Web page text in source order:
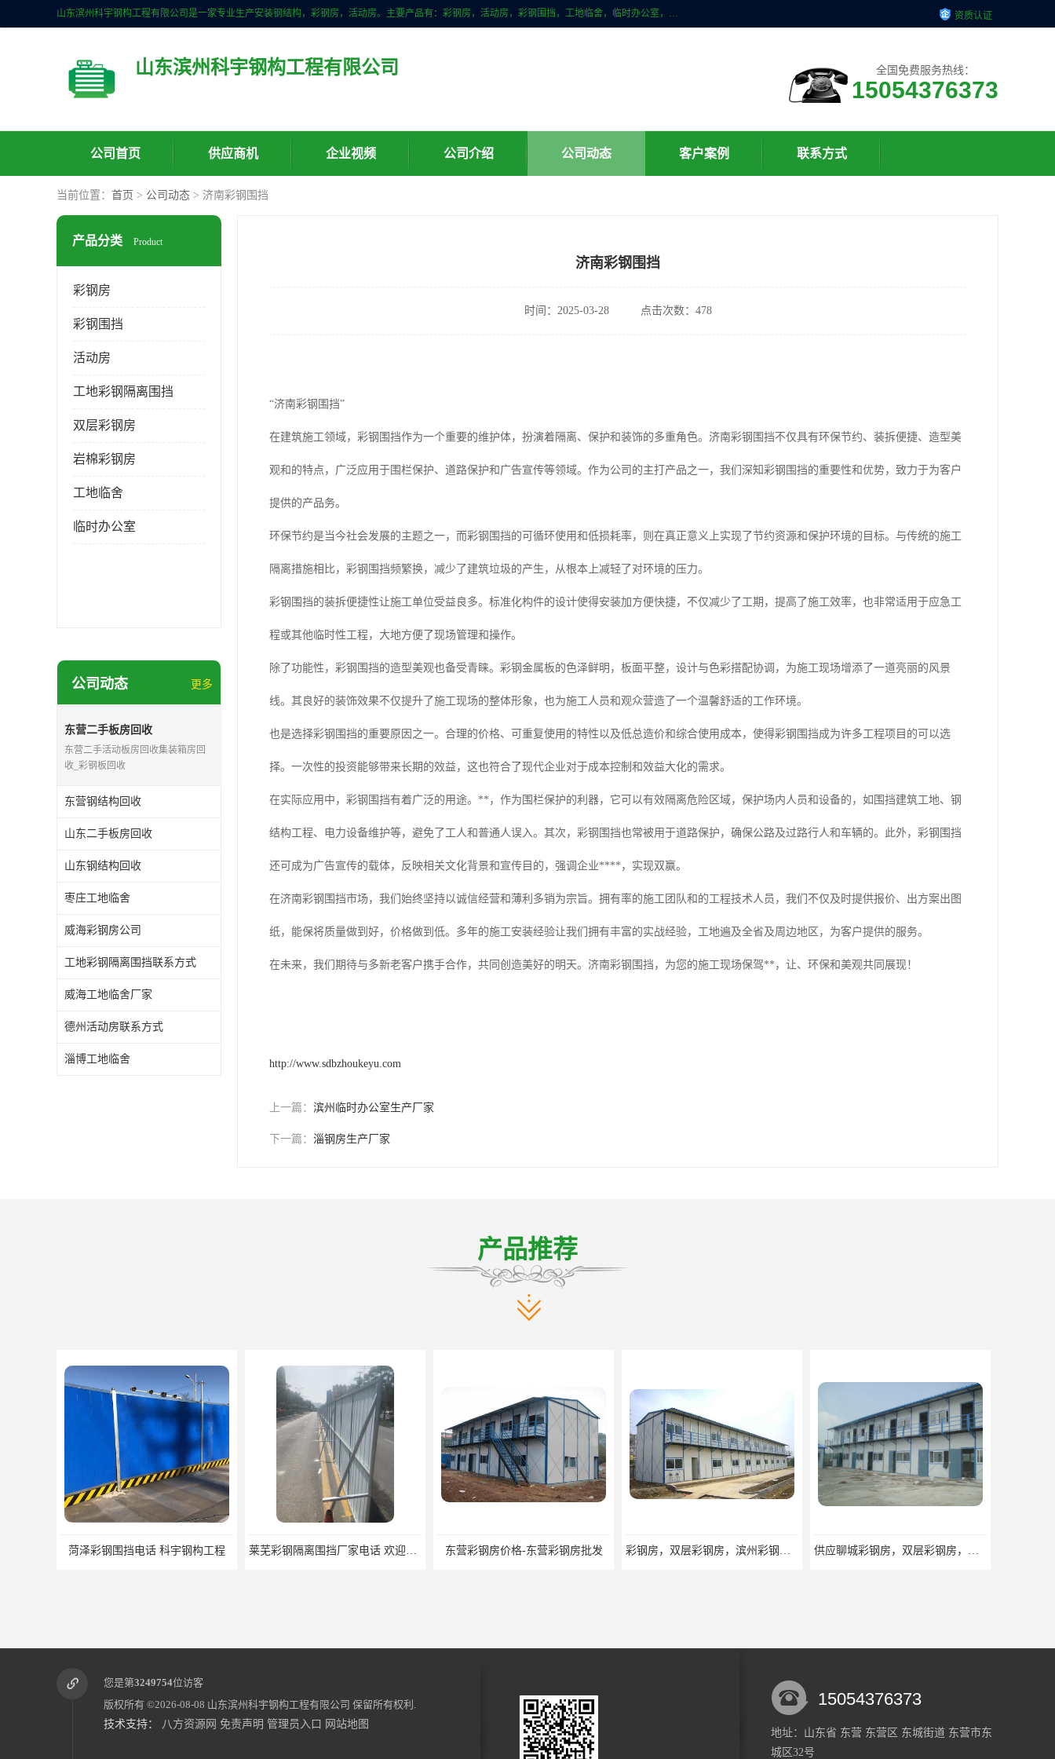
山东滨州科宇钢构工程有限公司是一家专业生产安装钢结构，彩钢房，活动房。主要产品有：彩钢房，活动房，彩钢围挡，工地临舍，临时办公室，民用建筑等生成安装；我们一贯坚持；诚信经营，薄利多销的经营理念。愿与广大的新老客户共创美好未来 资质认证
山东滨州科宇钢构工程有限公司 全国免费服务热线：
15054376373
公司首页 供应商机 企业视频 公司介绍 公司动态 客户案例 联系方式
当前位置： 首页 > 公司动态 > 济南彩钢围挡
产品分类 Product
彩钢房
彩钢围挡
活动房
工地彩钢隔离围挡
双层彩钢房
岩棉彩钢房
工地临舍
临时办公室
公司动态 更多
东营二手板房回收
东营二手活动板房回收集装箱房回
收_彩钢板回收
东营钢结构回收
山东二手板房回收
山东钢结构回收
枣庄工地临舍
威海彩钢房公司
工地彩钢隔离围挡联系方式
威海工地临舍厂家
德州活动房联系方式
淄博工地临舍
济南彩钢围挡
时间：2025-03-28 点击次数：478
“济南彩钢围挡”
在建筑施工领域，彩钢围挡作为一个重要的维护体，扮演着隔离、保护和装饰的多重角色。济南彩钢围挡不仅具有环保节约、装拆便捷、造型美
观和的特点，广泛应用于围栏保护、道路保护和广告宣传等领域。作为公司的主打产品之一，我们深知彩钢围挡的重要性和优势，致力于为客户
提供的产品务。
环保节约是当今社会发展的主题之一，而彩钢围挡的可循环使用和低损耗率，则在真正意义上实现了节约资源和保护环境的目标。与传统的施工
隔离措施相比，彩钢围挡频繁换，减少了建筑垃圾的产生，从根本上减轻了对环境的压力。
彩钢围挡的装拆便捷性让施工单位受益良多。标准化构件的设计使得安装加方便快捷，不仅减少了工期，提高了施工效率，也非常适用于应急工
程或其他临时性工程，大地方便了现场管理和操作。
除了功能性，彩钢围挡的造型美观也备受青睐。彩钢金属板的色泽鲜明，板面平整，设计与色彩搭配协调，为施工现场增添了一道亮丽的风景
线。其良好的装饰效果不仅提升了施工现场的整体形象，也为施工人员和观众营造了一个温馨舒适的工作环境。
也是选择彩钢围挡的重要原因之一。合理的价格、可重复使用的特性以及低总造价和综合使用成本，使得彩钢围挡成为许多工程项目的可以选
择。一次性的投资能够带来长期的效益，这也符合了现代企业对于成本控制和效益大化的需求。
在实际应用中，彩钢围挡有着广泛的用途。**，作为围栏保护的利器，它可以有效隔离危险区域，保护场内人员和设备的，如围挡建筑工地、钢
结构工程、电力设备维护等，避免了工人和普通人误入。其次，彩钢围挡也常被用于道路保护，确保公路及过路行人和车辆的。此外，彩钢围挡
还可成为广告宣传的载体，反映相关文化背景和宣传目的，强调企业****，实现双赢。
在济南彩钢围挡市场，我们始终坚持以诚信经营和薄利多销为宗旨。拥有率的施工团队和的工程技术人员，我们不仅及时提供报价、出方案出图
纸，能保将质量做到好，价格做到低。多年的施工安装经验让我们拥有丰富的实战经验，工地遍及全省及周边地区，为客户提供的服务。
在未来，我们期待与多新老客户携手合作，共同创造美好的明天。济南彩钢围挡，为您的施工现场保驾**，让、环保和美观共同展现！
http://www.sdbzhoukeyu.com
上一篇： 滨州临时办公室生产厂家
下一篇： 淄钢房生产厂家
产品推荐
菏泽彩钢围挡电话 科宇钢构工程 莱芜彩钢隔离围挡厂家电话 欢迎来电咨询 东营彩钢房价格-东营彩钢房批发 彩钢房，双层彩钢房，滨州彩钢房，雅致房，轻钢结构 供应聊城彩钢房，双层彩钢房，岩棉彩钢房，彩钢快装房
您是第3249754位访客
版权所有 ©2026-08-08 山东滨州科宇钢构工程有限公司 保留所有权利.
技术支持： 八方资源网 免责声明 管理员入口 网站地图
15054376373
地址：山东省 东营 东营区 东城街道 东营市东
城区32号